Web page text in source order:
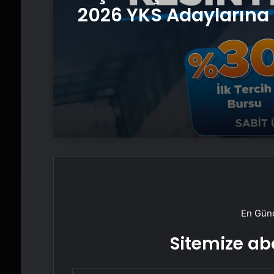
2026 YKS
Güvence: Sabit
Kesintisiz Burs
En
Sitemize